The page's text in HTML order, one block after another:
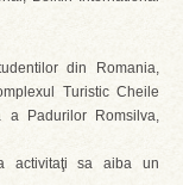
din Romania,
Turistic Cheile
a Padurilor Romsilva,
activitaţi sa aiba un